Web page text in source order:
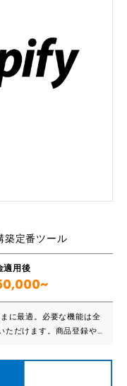
客の獲得や競合他店との
ペースを有効利用できる
顧客の根本的な悩みを解
て、様々な世代に訴求で
家事・育児を並行して、
V7主要機能一覧 ---
ャニン
ーションプログラム（温
🔥スマートデザイン --
を
日1時間乗っています。お
ます。特に、自律神経が
ど体の自動調整機能アップ
、マスターＶ3の導入をご
ご検討の方へ ------
イ
ールに不慣れな方でも、感
ーフェースを採用していま
導入が初めての企業でも
せにも対応する充実したサ
ト：ビジネス現場の声を
の浸透：不動産、人材紹
で、リモートワーク推進
築定番ツール
適用後
に最適。必要な機能は全
だけます。商品登録や在
・初めて自社ECサイト